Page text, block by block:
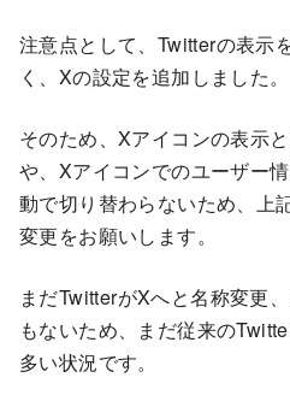
注意点として、Twitterの表示
く、Xの設定を追加しました。
そのため、Xアイコンの表示
や、Xアイコンでのユーザー
動で切り替わらないため、上
変更をお願いします。
まだTwitterがXへと名称変更
もないため、まだ従来の
多い状況です。